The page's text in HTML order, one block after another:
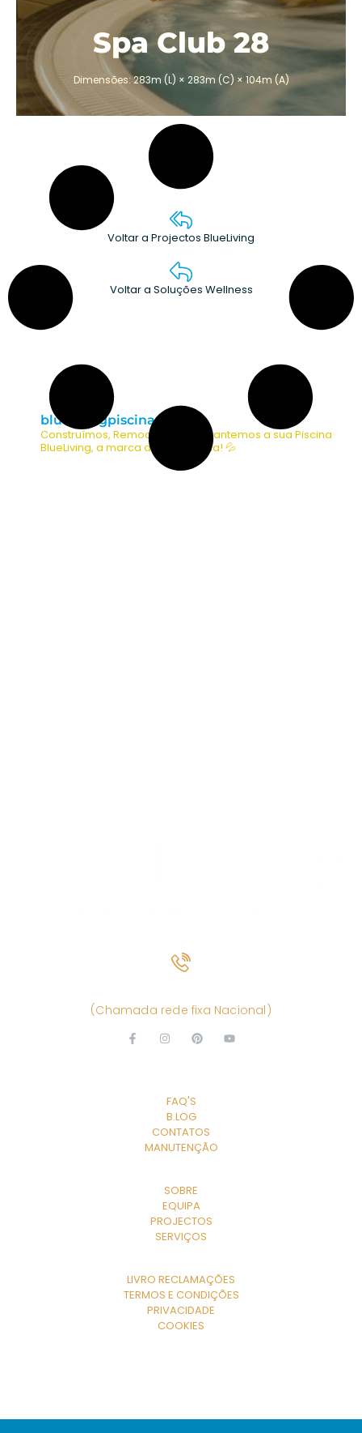
Spa Club 28
Dimensões: 283m (L) × 283m (C) × 104m (A)
ORÇAMENTO
Voltar a Projectos BlueLiving
Voltar a Soluções Wellness
bluelivingpiscinas
Construímos, Remodelamos e Mantemos a sua Piscina
BlueLiving, a marca da sua Piscina! 💦
(Chamada rede fixa Nacional)
FAQ'S
B.LOG
CONTATOS
MANUTENÇÃO
SOBRE
EQUIPA
PROJECTOS
SERVIÇOS
LIVRO RECLAMAÇÕES
TERMOS E CONDIÇÕES
PRIVACIDADE
COOKIES